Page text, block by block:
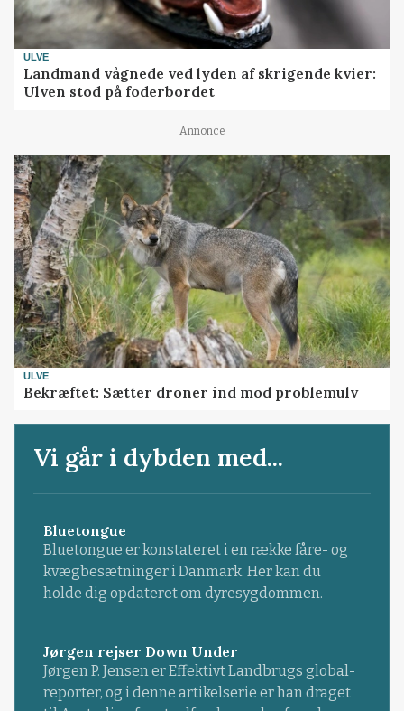
ULVE
Landmand vågnede ved lyden af skrigende kvier:
Ulven stod på foderbordet
Annonce
ULVE
Bekræftet: Sætter droner ind mod problemulv
Vi går i dybden med...
Bluetongue
Bluetongue er konstateret i en række fåre- og
kvægbesætninger i Danmark. Her kan du
holde dig opdateret om dyresygdommen.
Jørgen rejser Down Under
Jørgen P. Jensen er Effektivt Landbrugs global-
reporter, og i denne artikelserie er han draget